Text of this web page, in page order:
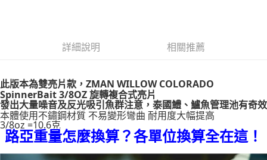
上海商業儲蓄銀行
台北富邦商業銀行
匯豐（台灣）商業銀行
華泰商業銀行
聯邦商業銀行
遠東國際商業銀行
元大商業銀行
永豐商業銀行
玉山商業銀行
台新國際商業銀行
中國信託商業銀行
悠遊付
大哥付你分期
相關說明
【大哥付你分期使用說明】
1.本服務由台灣大哥大提供，台灣大哥大用戶可立即使用無須另外申請。
AFTEE先享後付
詳細說明 相關推薦
此版本為雙亮片款， ZMAN WILLOW COLORADO
SpinnerBait 3/8OZ 旋轉複合式亮片
發出大量噪音及反光吸引魚群注意，泰國鱧、鱸魚管理池有奇效
本體使用不鏽鋼材質 不易變形彎曲 耐用度大幅提高
3/8oz =10.6克
路亞重量怎麼換算？各單位換算全在這！